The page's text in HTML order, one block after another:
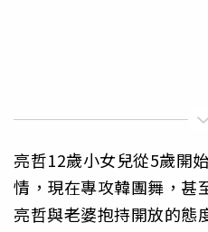
亮哲12歲小女兒從5歲開
情，現在專攻韓團舞，甚
亮哲與老婆抱持開放的態